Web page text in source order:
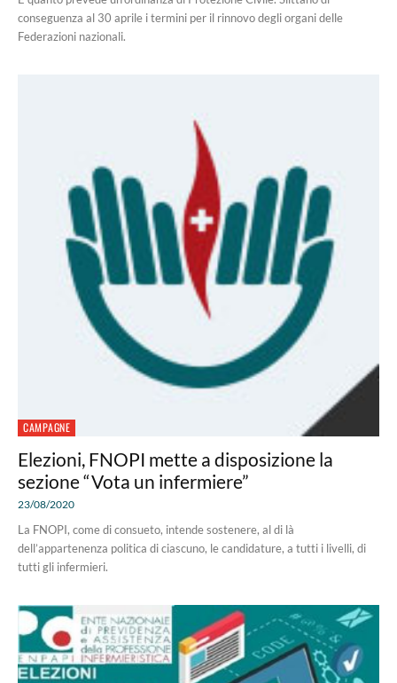
conseguenza al 30 aprile i termini per il rinnovo degli organi delle
Federazioni nazionali.
CAMPAGNE
Elezioni, FNOPI mette a disposizione la
sezione “Vota un infermiere”
23/08/2020
La FNOPI, come di consueto, intende sostenere, al di là
dell’appartenenza politica di ciascuno, le candidature, a tutti i livelli, di
tutti gli infermieri.